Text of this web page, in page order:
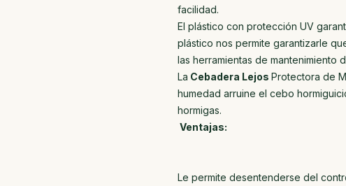
facilidad.
El plástico con protección UV
plástico nos permite garantizarle
las herramientas de mantenimiento
La Cebadera Lejos Protectora de
humedad arruine el cebo
hormigas.
Ventajas:
Le permite desentenderse del